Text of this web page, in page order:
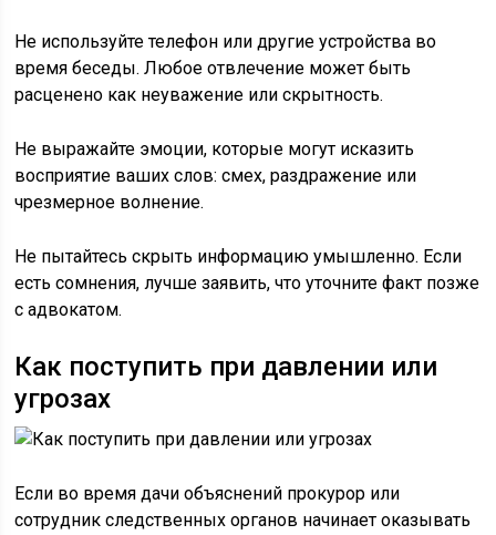
Не используйте телефон или другие устройства во
время беседы. Любое отвлечение может быть
расценено как неуважение или скрытность.
Не выражайте эмоции, которые могут исказить
восприятие ваших слов: смех, раздражение или
чрезмерное волнение.
Не пытайтесь скрыть информацию умышленно. Если
есть сомнения, лучше заявить, что уточните факт позже
с адвокатом.
Как поступить при давлении или
угрозах
Если во время дачи объяснений прокурор или
сотрудник следственных органов начинает оказывать